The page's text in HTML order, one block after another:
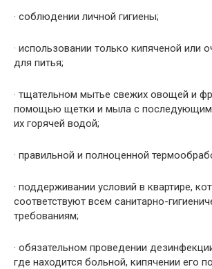
· соблюдении личной гигиены;
· использовании только кипяченой или
для питья;
· тщательном мытье свежих овощей и
помощью щетки и мыла с последующим
их горячей водой;
· правильной и полноценной
· поддерживании условий в квартире,
соответствуют всем санитарно-
требованиям;
· обязательном проведении
где находится больной, кипячении его